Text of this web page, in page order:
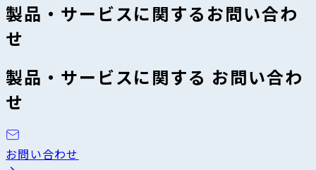
製品・サービスに関するお問い合わ
せ
製品・サービスに関する お問い合わ
せ
お問い合わせ